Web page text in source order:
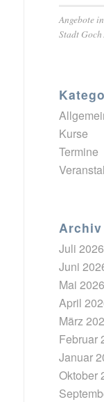
Angebote
Stadt
Kurse
Termine
Archiv
Juli 2026
Juni
Mai 2026
April
März
Februar
Januar
Oktober